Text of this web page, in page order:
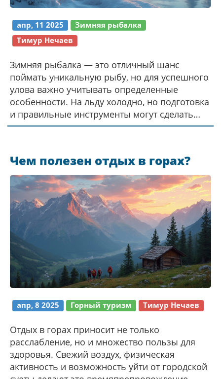
апр, 11 2025
Зимняя рыбалка
Тимур Нечаев
Зимняя рыбалка — это отличный шанс
поймать уникальную рыбу, но для успешного
улова важно учитывать определенные
особенности. На льду холодно, но подготовка
и правильные инструменты могут сделать
процесс комфортным и безопасным. Здесь
зимнее время. Опытные рыбаки
рассказывают о своем подходе, а новичкам
будет предложено несколько рекомендаций
для старта. Этот текст станет надежным
путеводителем для всех, кто хочет
попробовать рыбалку зимой.
Чем полезен отдых в горах?
апр, 8 2025 Горный туризм Тимур Нечаев
Отдых в горах приносит не только
расслабление, но и множество пользы для
здоровья. Свежий воздух, физическая
активность и возможность уйти от городской